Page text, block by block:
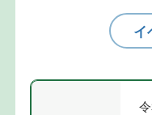
イ